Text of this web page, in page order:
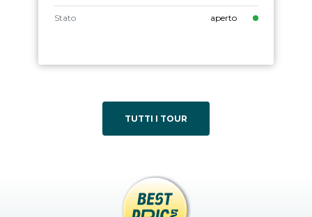
Stato aperto
TUTTI I TOUR